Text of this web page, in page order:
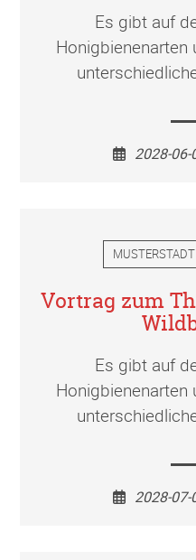
Es gibt auf
2028-
MUSTERSTADT
Vortrag zum
Es gibt auf
2028-